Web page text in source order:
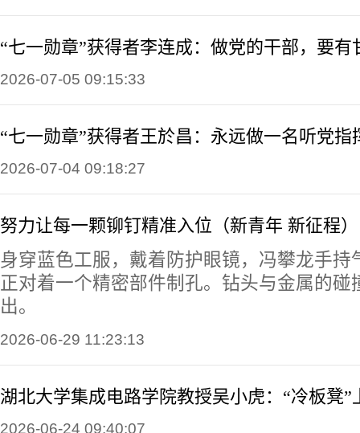
“七一勋章”获得者李连成：做党的干部，要有
2026-07-05 09:15:33
“七一勋章”获得者王於昌：永远做一名听党指
2026-07-04 09:18:27
努力让每一颗铆钉精准入位（新青年 新征程）
身穿蓝色工服，戴着防护眼镜，冯攀龙手持
正对着一个精密部件制孔。钻头与金属的碰
出。
2026-06-29 11:23:13
湖北大学集成电路学院教授吴小虎：“冷板凳”
2026-06-24 09:40:07